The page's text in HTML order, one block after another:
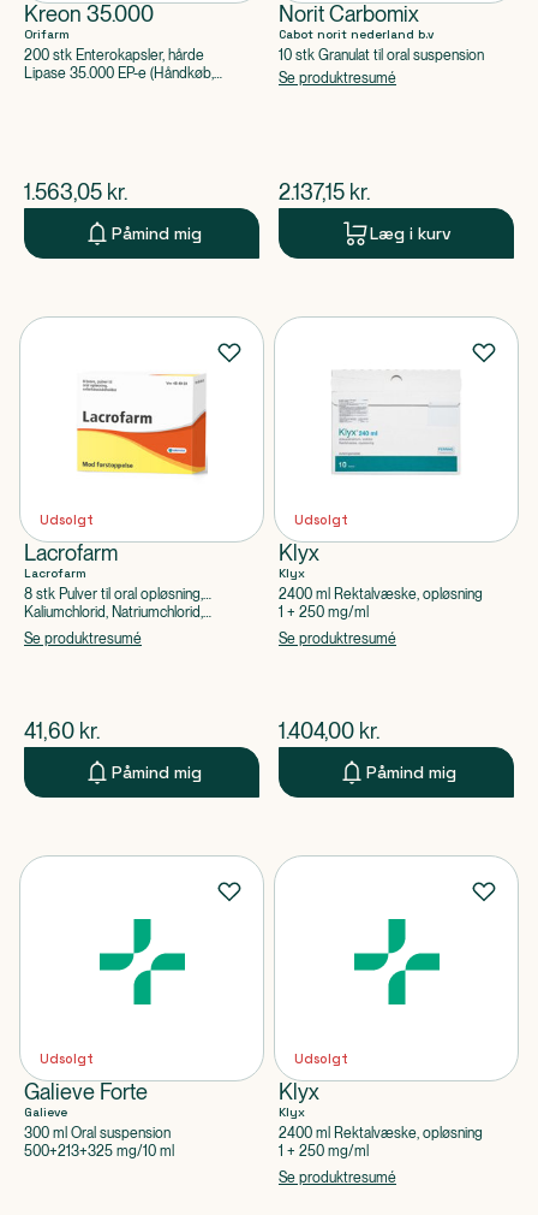
Kreon 35.000
Orifarm
200 stk Enterokapsler, hårde
Lipase 35.000 EP-e (Håndkøb,
$nuværende pris
1.563,05 kr.
Påmind mig
Norit Carbomix
Cabot norit nederland b.v
10 stk Granulat til oral suspension
Se produktresumé
$nuværende pris
2.137,15 kr.
Læg i kurv
Udsolgt
Lacrofarm
Lacrofarm
8 stk Pulver til oral opløsning,
enkeltdosisbeholder
Kaliumchlorid, Natriumchlorid,
Natriumhydrogencarbonat, Macrogol
Se produktresumé
$nuværende pris
41,60 kr.
Påmind mig
Udsolgt
Klyx
Klyx
2400 ml Rektalvæske, opløsning
1 + 250 mg/ml
Se produktresumé
$nuværende pris
1.404,00 kr.
Påmind mig
Udsolgt
Galieve Forte
Galieve
300 ml Oral suspension
500+213+325 mg/10 ml
Udsolgt
Klyx
Klyx
2400 ml Rektalvæske, opløsning
1 + 250 mg/ml
Se produktresumé